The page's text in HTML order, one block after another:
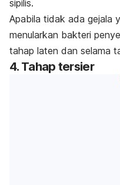
sipilis.
Apabila tidak ada gejala
menularkan bakteri
tahap laten dan selama
4. Tahap tersier